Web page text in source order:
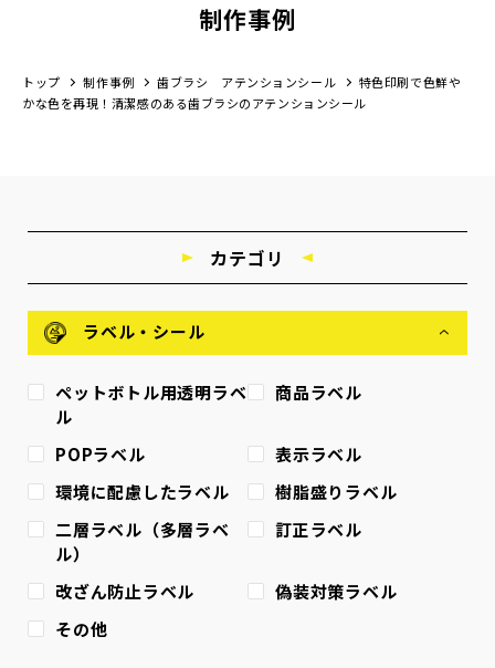
制作事例
トップ 制作事例 歯ブラシ アテンションシール
特色印刷で色鮮や
かな色を再現！清潔感のある歯ブラシのアテンションシール
カテゴリ
ラベル・シール
ペットボトル用透明ラベ
ル
商品ラベル
POPラベル
表示ラベル
環境に配慮したラベル
樹脂盛りラベル
二層ラベル（多層ラベ
ル）
訂正ラベル
改ざん防止ラベル
偽装対策ラベル
その他